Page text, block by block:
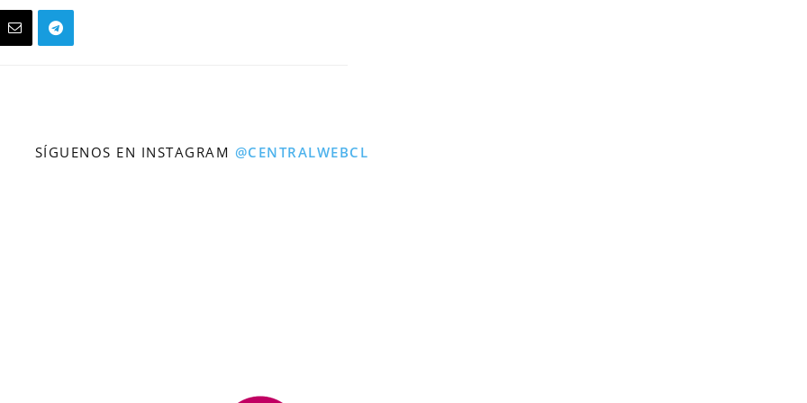
SÍGUENOS EN INSTAGRAM @CENTRALWEBCL